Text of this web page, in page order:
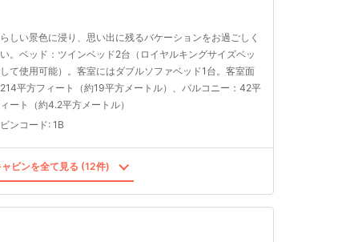
しい景色に浸り、思い出に残るバケーションをお過ごしく
。ベッド：ツインベッド2台（ロイヤルキングサイズベッ
して使用可能）。客室にはダブルソファベッド1台。客室面
平方フィート（約19平方メートル）、バルコニー：42平
ート（約4.2平方メートル）
ンコード: 1B
ビンを全て見る (12件)